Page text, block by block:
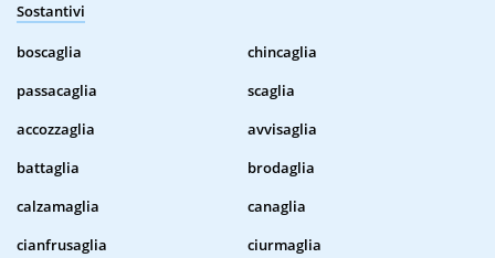
Sostantivi
boscaglia
chincaglia
passacaglia
scaglia
accozzaglia
avvisaglia
battaglia
brodaglia
calzamaglia
canaglia
cianfrusaglia
ciurmaglia